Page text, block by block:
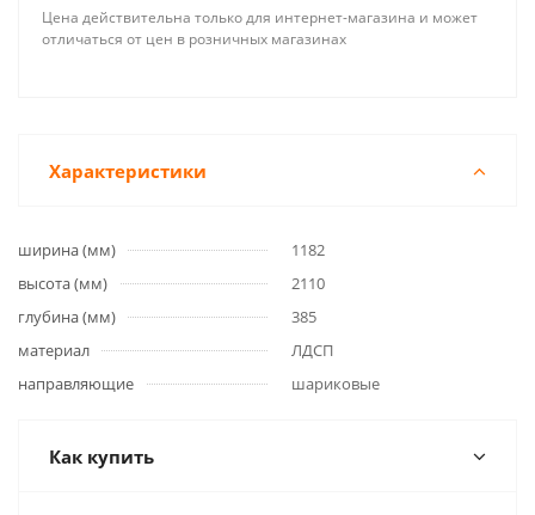
Цена действительна только для интернет-магазина и может
отличаться от цен в розничных магазинах
Характеристики
ширина (мм)
1182
высота (мм)
2110
глубина (мм)
385
материал
ЛДСП
направляющие
шариковые
Как купить